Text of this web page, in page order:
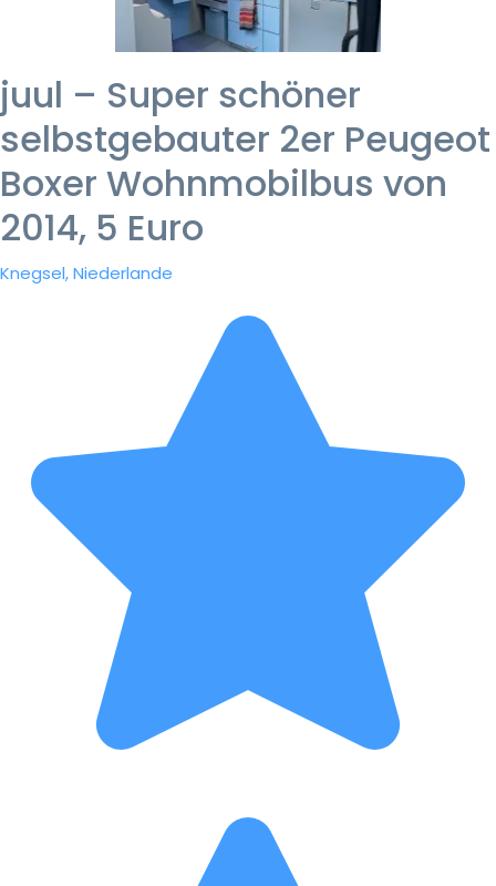
juul – Super schöner
selbstgebauter 2er Peugeot
Boxer Wohnmobilbus von
2014, 5 Euro
Knegsel, Niederlande